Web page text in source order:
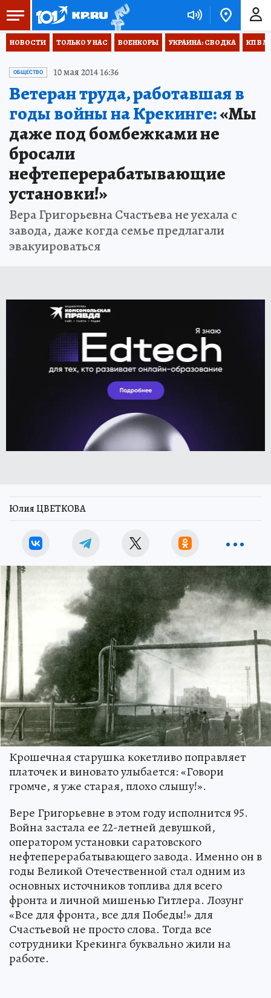
НОВОСТИ ТОЛЬКО У НАС ВОЕНКОРЫ УКРАИНА: СВОДКА КП В
ОБЩЕСТВО 10 мая 2014 16:36
Ветеран труда, работавшая в
годы войны на Крекинге:«Мы
даже под бомбежками не
бросали
нефтеперерабатывающие
установки!»
Вера Григорьевна Счастьева не уехала с
завода, даже когда семье предлагали
эвакуироваться
Юлия ЦВЕТКОВА
Крошечная старушка кокетливо поправляет
платочек и виновато улыбается: «Говори
громче, я уже старая, плохо слышу!».
Вере Григорьевне в этом году исполнится 95.
Война застала ее 22-летней девушкой,
оператором установки саратовского
нефтеперерабатывающего завода. Именно он в
годы Великой Отечественной стал одним из
основных источников топлива для всего
фронта и личной мишенью Гитлера. Лозунг
«Все для фронта, все для Победы!» для
Счастьевой не просто слова. Тогда все
сотрудники Крекинга буквально жили на
работе.